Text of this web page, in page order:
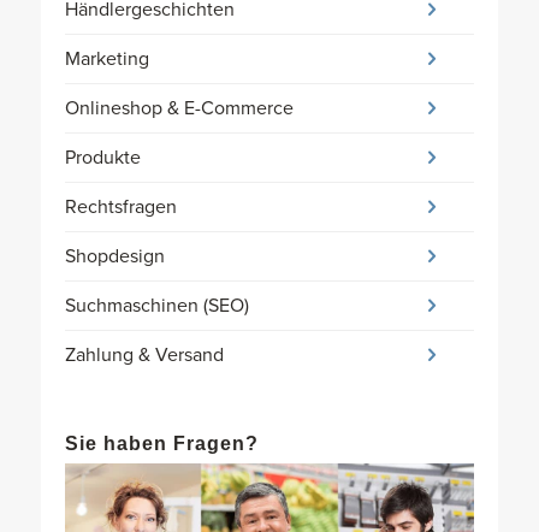
Händlergeschichten
Marketing
Onlineshop & E-Commerce
Produkte
Rechtsfragen
Shopdesign
Suchmaschinen (SEO)
Zahlung & Versand
Sie haben Fragen?